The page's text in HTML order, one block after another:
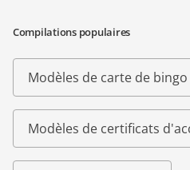
Compilations populaires
Modèles de carte de bingo
Modèles de certificats